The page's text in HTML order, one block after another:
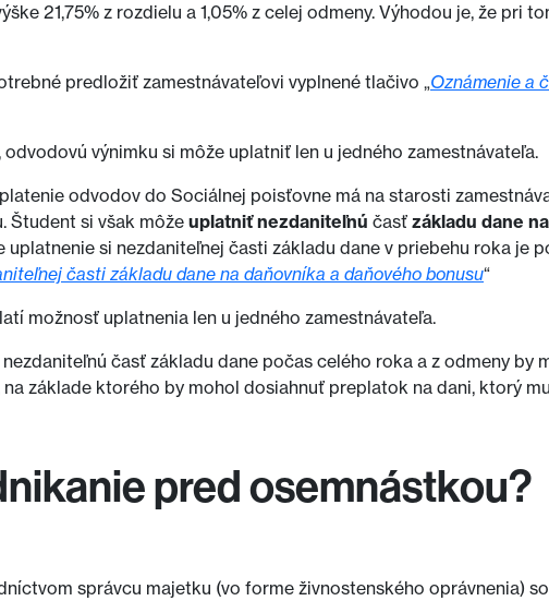
21,75% z rozdielu a 1,05% z celej odmeny. Výhodou je, že pri
predložiť zamestnávateľovi vyplnené tlačivo „Oznámenie a
výnimku si môže uplatniť len u jedného zamestnávateľa.
odvodov do Sociálnej poisťovne má na starosti
Študent si však môže uplatniť nezdaniteľnú časť základu dane
uplatnenie si nezdaniteľnej časti základu dane v priebehu roka je
časti základu dane na daňovníka a daňového bonusu“
možnosť uplatnenia len u jedného zamestnávateľa.
časť základu dane počas celého roka a z odmeny by
základe ktorého by mohol dosiahnuť preplatok na dani, ktorý
pred osemnástkou?
správcu majetku (vo forme živnostenského oprávnenia)